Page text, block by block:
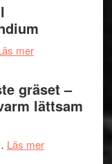
presenterar
19
titlar
i
merom
Shahab
Mehrabi
till
Kulturs
gräset –
lättsam
Läs merom